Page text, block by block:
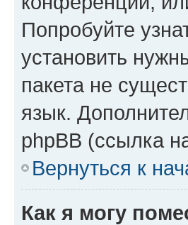
Попробуйте
установить
пакета не
язык.
phpBB (ссылка
Вернуться к
Как я могу